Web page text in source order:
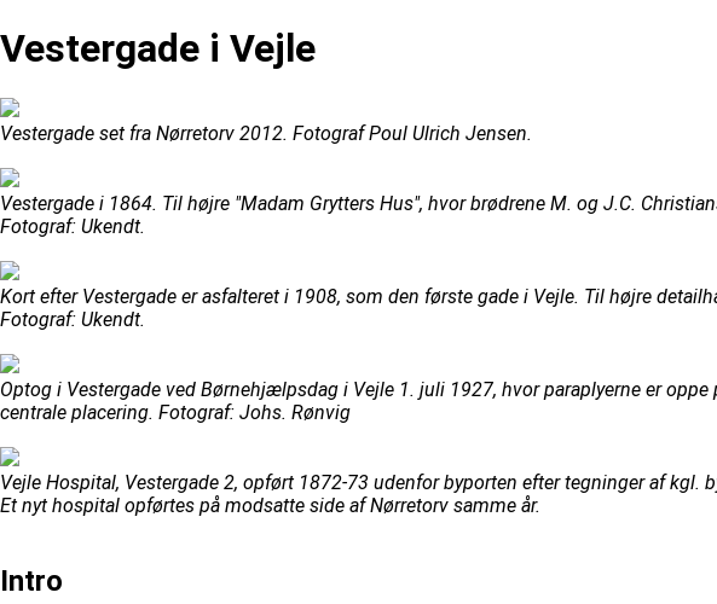
Vestergade i Vejle
Vestergade set fra Nørretorv 2012. Fotograf Poul Ulrich Jensen.
Vestergade i 1864. Til højre "Madam Grytters Hus", hvor brødrene M. og J.C.
Fotograf: Ukendt.
Kort efter Vestergade er asfalteret i 1908, som den første gade i Vejle. Til højre
Fotograf: Ukendt.
Optog i Vestergade ved Børnehjælpsdag i Vejle 1. juli 1927, hvor paraplyerne er
centrale placering. Fotograf: Johs. Rønvig
Vejle Hospital, Vestergade 2, opført 1872-73 udenfor byporten efter tegninger af
Et nyt hospital opførtes på modsatte side af Nørretorv samme år.
Intro